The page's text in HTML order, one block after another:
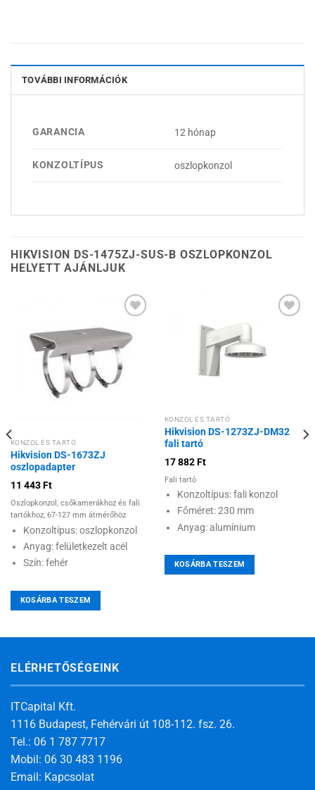
TOVÁBBI INFORMÁCIÓK
GARANCIA 12 hónap
KONZOLTÍPUS oszlopkonzol
HIKVISION DS-1475ZJ-SUS-B OSZLOPKONZOL
HELYETT AJÁNLJUK
Hozzáadás a
kívánságlistához
KONZOL ÉS TARTÓ
Hikvision DS-1673ZJ
oszlopadapter
11 443Ft
Oszlopkonzol, csőkamerákhoz és fali
tartókhoz, 67-127 mm átmérőhöz
Konzoltípus: oszlopkonzol
Anyag: felületkezelt acél
Szín: fehér
KOSÁRBA TESZEM
Hozzáadás a
kívánságlistához
KONZOL ÉS TARTÓ
Hikvision DS-1273ZJ-DM32
fali tartó
17 882Ft
Fali tartó
Konzoltípus: fali konzol
Főméret: 230 mm
Anyag: alumínium
KOSÁRBA TESZEM
ELÉRHETŐSÉGEINK
ITCapital Kft.
1116 Budapest, Fehérvári út 108-112. fsz. 26.
Tel.: 06 1 787 7717
Mobil: 06 30 483 1196
Email: Kapcsolat